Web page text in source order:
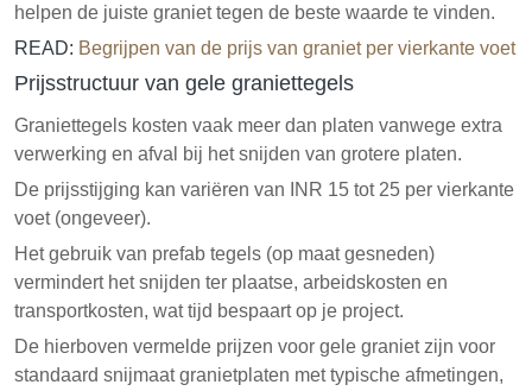
helpen de juiste graniet tegen de beste waarde te vinden.
READ: Begrijpen van de prijs van graniet per vierkante voet
Prijsstructuur van gele graniettegels
Graniettegels kosten vaak meer dan platen vanwege extra
verwerking en afval bij het snijden van grotere platen.
De prijsstijging kan variëren van INR 15 tot 25 per vierkante
voet (ongeveer).
Het gebruik van prefab tegels (op maat gesneden)
vermindert het snijden ter plaatse, arbeidskosten en
transportkosten, wat tijd bespaart op je project.
De hierboven vermelde prijzen voor gele graniet zijn voor
standaard snijmaat granietplaten met typische afmetingen,